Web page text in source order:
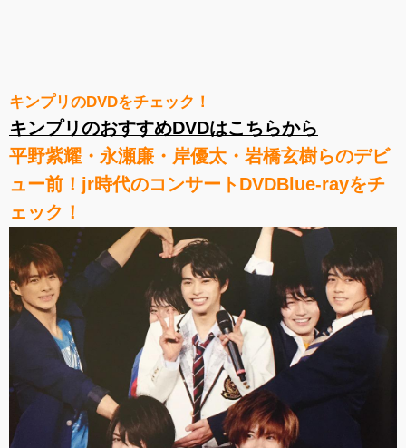
キンプリのDVDをチェック！
キンプリのおすすめDVDはこちらから
平野紫耀・永瀬廉・岸優太・岩橋玄樹らのデビ
ュー前！jr時代のコンサートDVDBlue-rayをチ
ェック！